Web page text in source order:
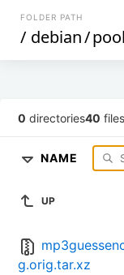
FOLDER PATH
/ debian/pool
0 directories40
NAME
UP
g.orig.tar.xz